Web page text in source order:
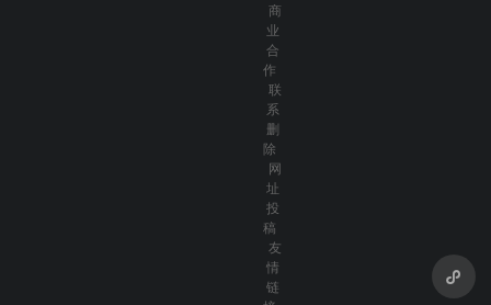
商
业
合
作
联
系
删
除
网
址
投
稿
友
情
链